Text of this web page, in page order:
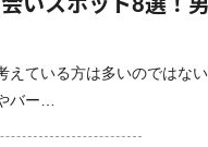
いスポット8選！
ている方は多いのではない
バー…